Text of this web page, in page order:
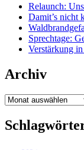
Relaunch:
Damit’s nicht
Sprechtage:
Verstärkung
Archiv
Archiv